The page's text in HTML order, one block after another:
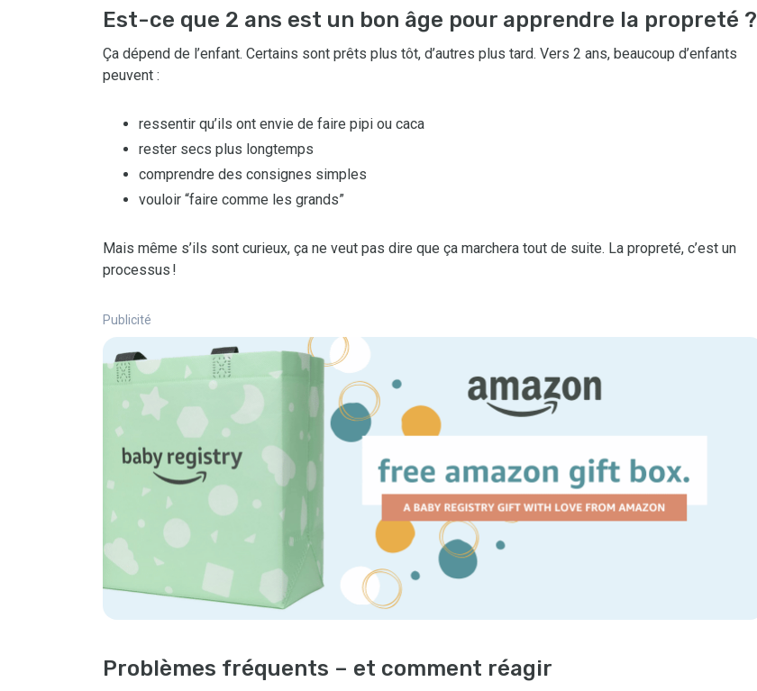
Est-ce que 2 ans est un bon âge pour apprendre la propreté ?
Ça dépend de l’enfant. Certains sont prêts plus tôt, d’autres plus tard. Vers 2 ans, beaucoup d’enfants
peuvent :
ressentir qu’ils ont envie de faire pipi ou caca
rester secs plus longtemps
comprendre des consignes simples
vouloir “faire comme les grands”
Mais même s’ils sont curieux, ça ne veut pas dire que ça marchera tout de suite. La propreté, c’est un
processus !
Publicité
Problèmes fréquents – et comment réagir